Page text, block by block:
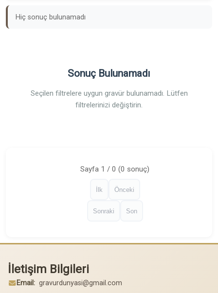
Hiç sonuç bulunamadı
Sonuç Bulunamadı
Seçilen filtrelere uygun gravür bulunamadı. Lütfen
filtrelerinizi değiştirin.
İlk Önceki
Sayfa 1 / 0 (0 sonuç)
Sonraki Son
İletişim Bilgileri
Email: gravurdunyasi@gmail.com